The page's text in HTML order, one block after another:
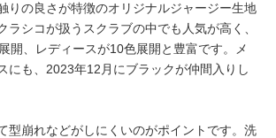
りの良さが特徴のオリジナルジャージー生地
ラシコが扱うスクラブの中でも人気が高く、
開、レディースが10色展開と豊富です。メ
にも、2023年12月にブラックが仲間入りし
型崩れなどがしにくいのがポイントです。洗